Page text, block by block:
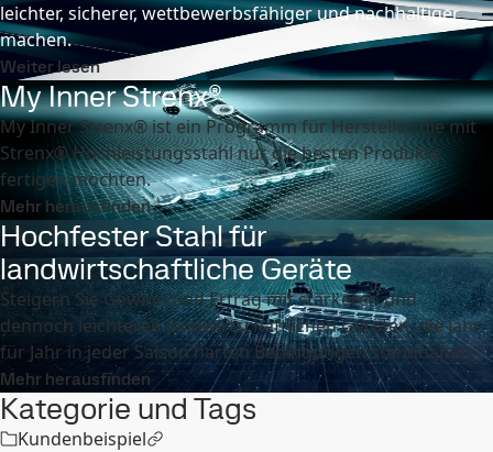
leichter, sicherer, wettbewerbsfähiger und nachhaltiger
machen.
Weiter lesen
My Inner Strenx®
My Inner Strenx® ist ein Programm für Hersteller, die mit
Strenx® Hochleistungsstahl nur die besten Produkte
fertigen möchten.
Mehr herausfinden
Hochfester Stahl für
landwirtschaftliche Geräte
Steigern Sie Gewinn und Ertrag mit stärkeren und
dennoch leichteren landwirtschaftlichen Geräten, die Jahr
für Jahr in jeder Saison harten Bedingungen standhalten.
Mehr herausfinden
Kategorie und Tags
Kundenbeispiel